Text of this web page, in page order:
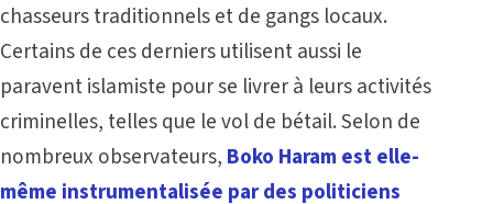
chasseurs traditionnels et de gangs locaux.
Certains de ces derniers utilisent aussi le
paravent islamiste pour se livrer à leurs activités
criminelles, telles que le vol de bétail. Selon de
nombreux observateurs, Boko Haram est elle-
même instrumentalisée par des politiciens